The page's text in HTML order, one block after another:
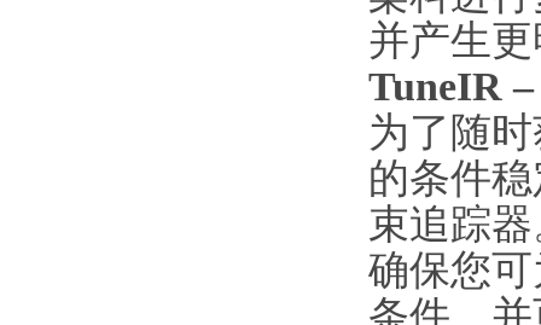
并产生
TuneIR
为了随
的条件
束追踪
确保您
条件，